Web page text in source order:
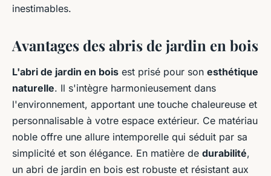
inestimables.
Avantages des abris de jardin en bois
L'abri de jardin en bois est prisé pour son esthétique
naturelle. Il s'intègre harmonieusement dans
l'environnement, apportant une touche chaleureuse et
personnalisable à votre espace extérieur. Ce matériau
noble offre une allure intemporelle qui séduit par sa
simplicité et son élégance. En matière de durabilité,
un abri de jardin en bois est robuste et résistant aux